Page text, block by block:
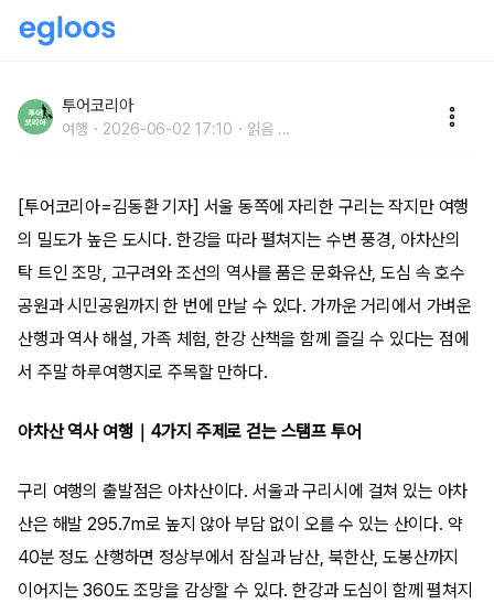
구릉 걷고 한강뷰까지
투어코리아
여행 2026-06-02 17:10 읽음 ...
[투어코리아=김동환 기자] 서울 동쪽에 자리한 구리는 작지만 여행
의 밀도가 높은 도시다. 한강을 따라 펼쳐지는 수변 풍경, 아차산의
탁 트인 조망, 고구려와 조선의 역사를 품은 문화유산, 도심 속 호수
공원과 시민공원까지 한 번에 만날 수 있다. 가까운 거리에서 가벼운
산행과 역사 해설, 가족 체험, 한강 산책을 함께 즐길 수 있다는 점에
서 주말 하루여행지로 주목할 만하다.
아차산 역사 여행｜4가지 주제로 걷는 스탬프 투어
구리 여행의 출발점은 아차산이다. 서울과 구리시에 걸쳐 있는 아차
산은 해발 295.7m로 높지 않아 부담 없이 오를 수 있는 산이다. 약
40분 정도 산행하면 정상부에서 잠실과 남산, 북한산, 도봉산까지
이어지는 360도 조망을 감상할 수 있다. 한강과 도심이 함께 펼쳐지